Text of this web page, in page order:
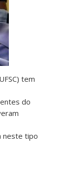
tem
do
neste tipo